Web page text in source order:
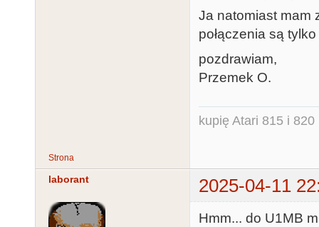
Ja natomiast mam
połączenia są
pozdrawiam,
Przemek O.
kupię Atari 815 i 820
Strona
laborant 2025-04-11
Hmm... do U1MB